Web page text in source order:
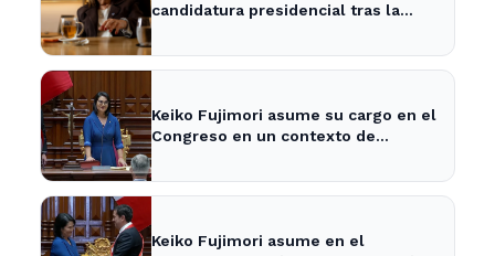
candidatura presidencial tras la
Keiko Fujimori asume su cargo en el
Congreso en un contexto de
Keiko Fujimori asume en el